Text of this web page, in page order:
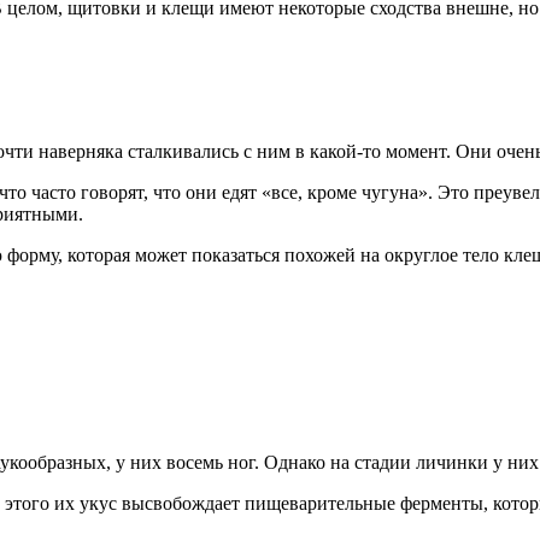
целом, щитовки и клещи имеют некоторые сходства внешне,
наверняка сталкивались с ним в какой-то момент. Они
часто говорят, что они едят «все, кроме чугуна». Это
которая может показаться похожей на округлое тело
у них восемь ног. Однако на стадии личинки у
их укус высвобождает пищеварительные ферменты,